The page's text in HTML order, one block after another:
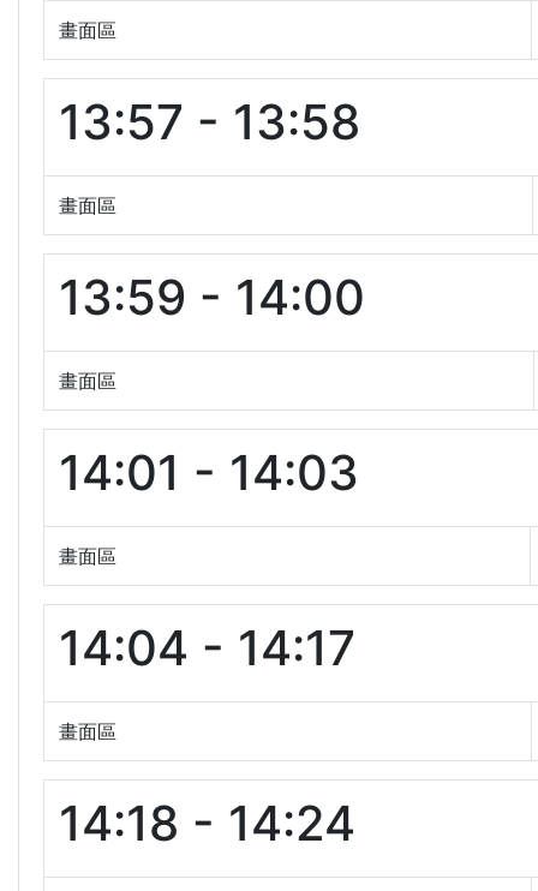
畫面區
13:57 - 13:58
畫面區
13:59 - 14:00
畫面區
14:01 - 14:03
畫面區
14:04 - 14:17
畫面區
14:18 - 14:24